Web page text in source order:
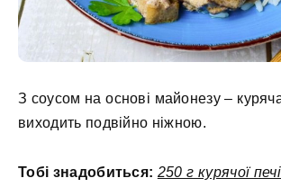
З соусом на основі майонезу –
виходить подвійно ніжною.
Тобі знадобиться: 250 г курячої